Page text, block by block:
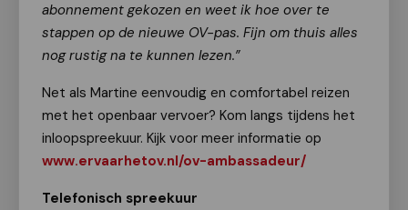
abonnement gekozen en weet ik hoe over te
stappen op de nieuwe OV-pas. Fijn om thuis alles
nog rustig na te kunnen lezen.”
Net als Martine eenvoudig en comfortabel reizen
met het openbaar vervoer? Kom langs tijdens het
inloopspreekuur. Kijk voor meer informatie op
www.ervaarhetov.nl/ov-ambassadeur/
Telefonisch spreekuur